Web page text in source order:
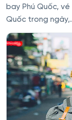
bay Phú Quốc,
Quốc trong